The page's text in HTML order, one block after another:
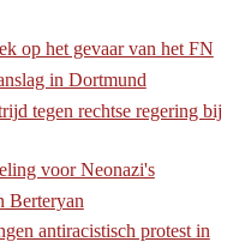
op het gevaar van het FN
in Dortmund
tegen rechtse regering bij
voor Neonazi's
Berteryan
antiracistisch protest in